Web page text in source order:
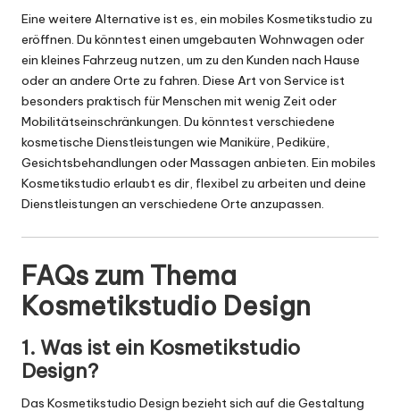
Eine weitere Alternative ist es, ein mobiles Kosmetikstudio zu
eröffnen. Du könntest einen umgebauten Wohnwagen oder
ein kleines Fahrzeug nutzen, um zu den Kunden nach Hause
oder an andere Orte zu fahren. Diese Art von Service ist
besonders praktisch für Menschen mit wenig Zeit oder
Mobilitätseinschränkungen. Du könntest verschiedene
kosmetische Dienstleistungen wie Maniküre, Pediküre,
Gesichtsbehandlungen oder Massagen anbieten. Ein mobiles
Kosmetikstudio erlaubt es dir, flexibel zu arbeiten und deine
Dienstleistungen an verschiedene Orte anzupassen.
FAQs zum Thema
Kosmetikstudio Design
1. Was ist ein Kosmetikstudio
Design?
Das Kosmetikstudio Design bezieht sich auf die Gestaltung